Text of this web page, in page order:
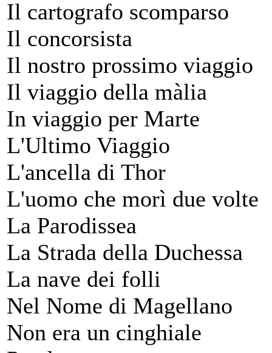
Il cartografo scomparso
Il concorsista
Il nostro prossimo viaggio
Il viaggio della màlia
In viaggio per Marte
L'Ultimo Viaggio
L'ancella di Thor
L'uomo che morì due volte
La Parodissea
La Strada della Duchessa
La nave dei folli
Nel Nome di Magellano
Non era un cinghiale